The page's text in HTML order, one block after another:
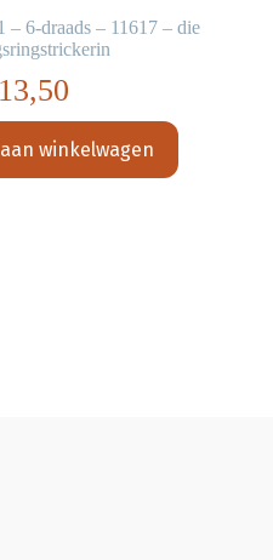
– 6-draads – 11617 – die
13,50
winkelwagen